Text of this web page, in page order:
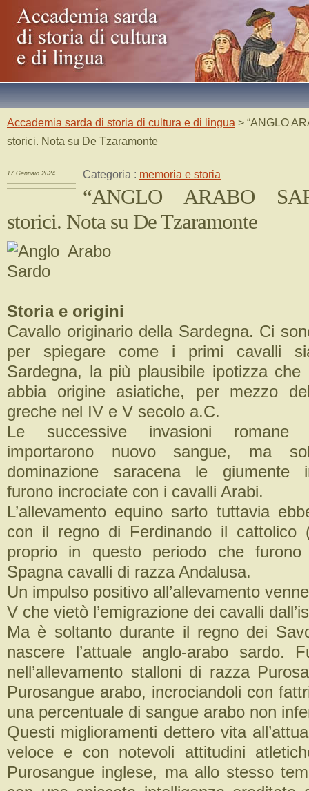
Accademia sarda di storia di cultura e di lingua > “ANGLO
storici. Nota su De Tzaramonte
17 Gennaio 2024 Categoria : memoria e storia
“ANGLO ARABO
storici. Nota su De Tzaramonte
Storia e origini
Cavallo originario della Sardegna. Ci
per spiegare come i primi cavalli
Sardegna, la più plausibile ipotizza che
abbia origine asiatiche, per mezzo
greche nel IV e V secolo a.C.
Le successive invasioni romane
importarono nuovo sangue, ma
dominazione saracena le giumente
furono incrociate con i cavalli Arabi.
L’allevamento equino sarto tuttavia
con il regno di Ferdinando il cattolico
proprio in questo periodo che furono
Spagna cavalli di razza Andalusa.
Un impulso positivo all’allevamento
V che vietò l’emigrazione dei cavalli
Ma è soltanto durante il regno dei
nascere l’attuale anglo-arabo sardo.
nell’allevamento stalloni di razza
Purosangue arabo, incrociandoli con
una percentuale di sangue arabo non
Questi miglioramenti dettero vita
veloce e con notevoli attitudini
Purosangue inglese, ma allo stesso